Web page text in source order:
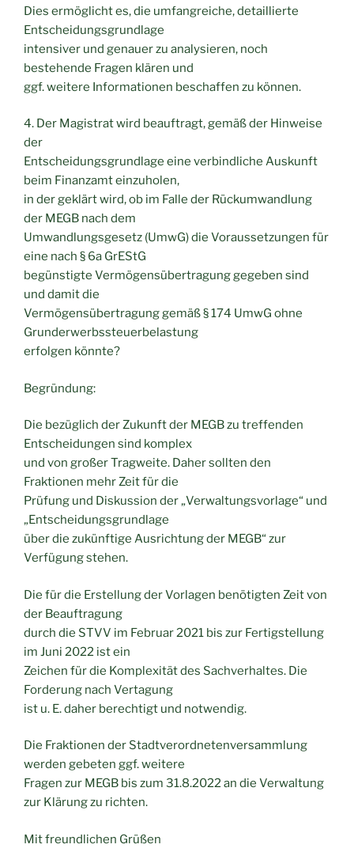
Dies ermöglicht es, die umfangreiche, detaillierte
Entscheidungsgrundlage
intensiver und genauer zu analysieren, noch
bestehende Fragen klären und
ggf. weitere Informationen beschaffen zu können.
4. Der Magistrat wird beauftragt, gemäß der Hinweise
der
Entscheidungsgrundlage eine verbindliche Auskunft
beim Finanzamt einzuholen,
in der geklärt wird, ob im Falle der Rückumwandlung
der MEGB nach dem
Umwandlungsgesetz (UmwG) die Voraussetzungen für
eine nach § 6a GrEStG
begünstigte Vermögensübertragung gegeben sind
und damit die
Vermögensübertragung gemäß § 174 UmwG ohne
Grunderwerbssteuerbelastung
erfolgen könnte?
Begründung:
Die bezüglich der Zukunft der MEGB zu treffenden
Entscheidungen sind komplex
und von großer Tragweite. Daher sollten den
Fraktionen mehr Zeit für die
Prüfung und Diskussion der „Verwaltungsvorlage“ und
„Entscheidungsgrundlage
über die zukünftige Ausrichtung der MEGB“ zur
Verfügung stehen.
Die für die Erstellung der Vorlagen benötigten Zeit von
der Beauftragung
durch die STVV im Februar 2021 bis zur Fertigstellung
im Juni 2022 ist ein
Zeichen für die Komplexität des Sachverhaltes. Die
Forderung nach Vertagung
ist u. E. daher berechtigt und notwendig.
Die Fraktionen der Stadtverordnetenversammlung
werden gebeten ggf. weitere
Fragen zur MEGB bis zum 31.8.2022 an die Verwaltung
zur Klärung zu richten.
Mit freundlichen Grüßen